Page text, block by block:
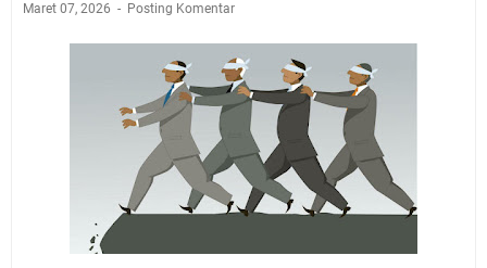
Maret 07, 2026 Posting Komentar